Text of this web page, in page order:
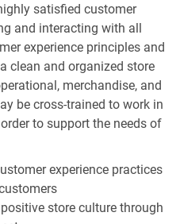
satisfied customer
and interacting with all
experience principles and
clean and organized store
merchandise, and
be cross-trained to work in
to support the needs of
experience practices
store culture through